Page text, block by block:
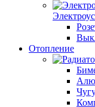
Отопление